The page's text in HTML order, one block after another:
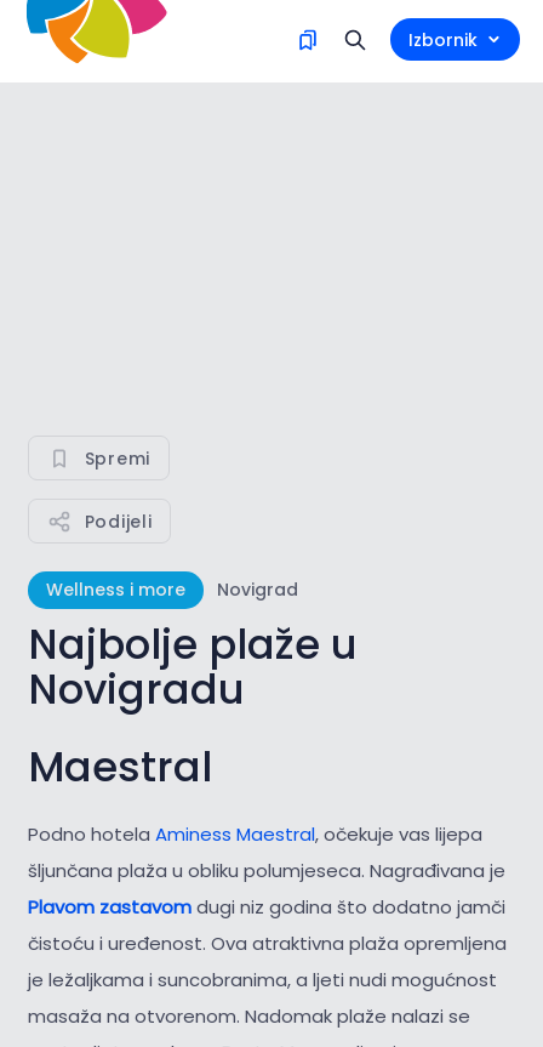
Izbornik
Spremi
Podijeli
Wellness i more Novigrad
Najbolje plaže u
Novigradu
Maestral
Podno hotela Aminess Maestral, očekuje vas lijepa
šljunčana plaža u obliku polumjeseca. Nagrađivana je
Plavom zastavomdugi niz godina što dodatno jamči
čistoću i uređenost. Ova atraktivna plaža opremljena
je ležaljkama i suncobranima, a ljeti nudi mogućnost
masaža na otvorenom. Nadomak plaže nalazi se